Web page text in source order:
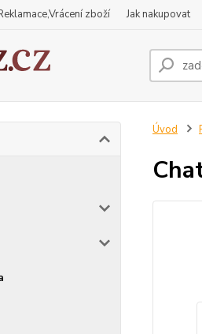
zboží Jak nakupovat
Úvod